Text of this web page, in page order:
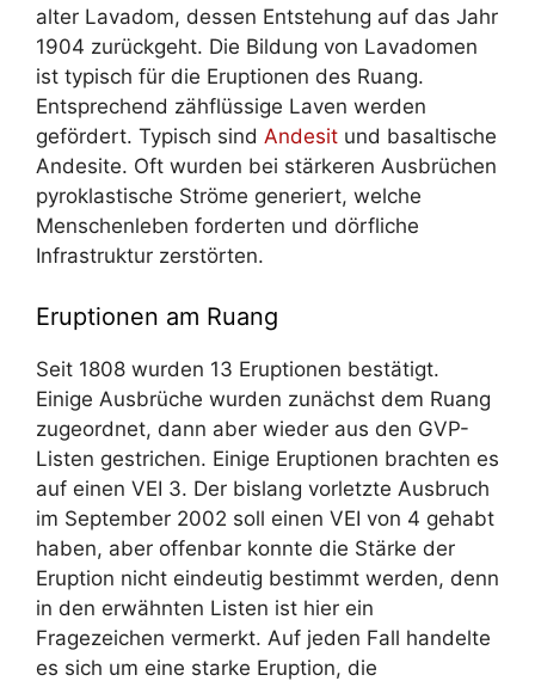
alter Lavadom, dessen Entstehung auf das Jahr
1904 zurückgeht. Die Bildung von Lavadomen
ist typisch für die Eruptionen des Ruang.
Entsprechend zähflüssige Laven werden
gefördert. Typisch sind Andesit und basaltische
Andesite. Oft wurden bei stärkeren Ausbrüchen
pyroklastische Ströme generiert, welche
Menschenleben forderten und dörfliche
Infrastruktur zerstörten.
Eruptionen am Ruang
Seit 1808 wurden 13 Eruptionen bestätigt.
Einige Ausbrüche wurden zunächst dem Ruang
zugeordnet, dann aber wieder aus den GVP-
Listen gestrichen. Einige Eruptionen brachten es
auf einen VEI 3. Der bislang vorletzte Ausbruch
im September 2002 soll einen VEI von 4 gehabt
haben, aber offenbar konnte die Stärke der
Eruption nicht eindeutig bestimmt werden, denn
in den erwähnten Listen ist hier ein
Fragezeichen vermerkt. Auf jeden Fall handelte
es sich um eine starke Eruption, die